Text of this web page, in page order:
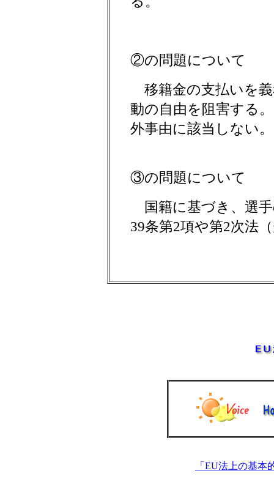
②の問題について
移籍金の支払いを
動の自由を阻害する
外事由に該当しない。
③の問題について
国籍に基づき、選
39条第2項や第2次法
「EU法上の基本